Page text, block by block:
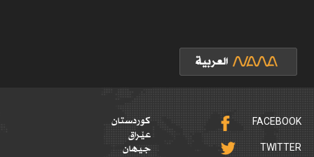
FACEBOOK
TWITTER
کوردستان
عێراق
جیهان